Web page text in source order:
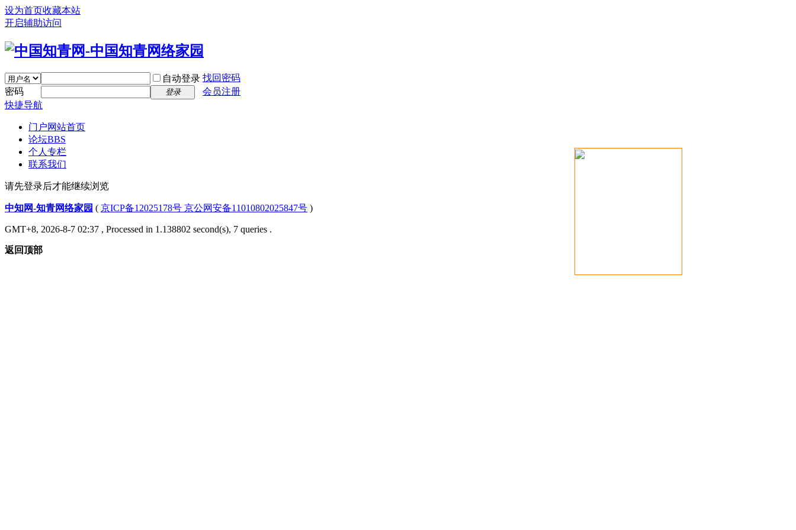
设为首页收藏本站
开启辅助访问
自动登录 找回密码
密码
登录
会员注册
快捷导航
门户网站首页
论坛BBS
个人专栏
联系我们
请先登录后才能继续浏览
中知网-知青网络家园 ( 京ICP备12025178号 京公网安备11010802025847号 )
GMT+8, 2026-8-7 02:37 , Processed in 1.138802 second(s), 7 queries .
返回顶部